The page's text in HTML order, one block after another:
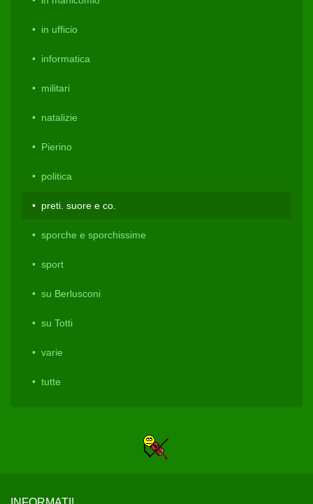
in ufficio
informatica
militari
natalizie
Pierino
politica
preti. suore e co.
sporche e sporchissime
sport
su Berlusconi
su Totti
varie
tutte